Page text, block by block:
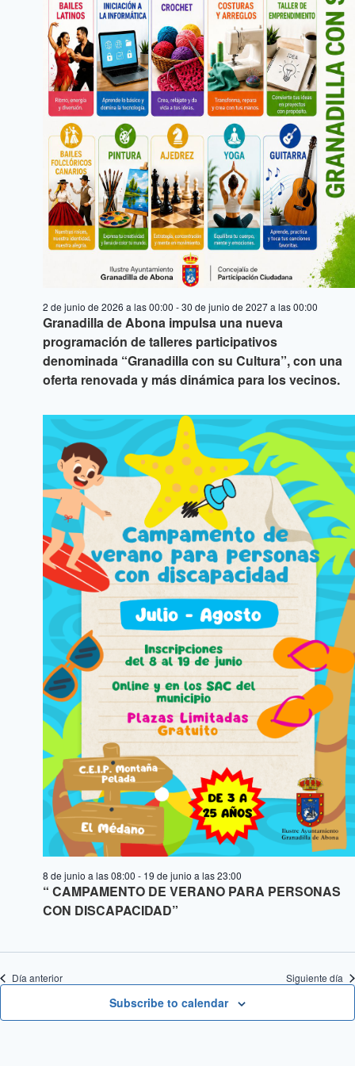
Granadilla de Abona impulsa una nueva
programación de talleres participativos
denominada “Granadilla con su Cultura”, con una
oferta renovada y más dinámica para los vecinos.
2 de junio de 2026 a las 00:00 -30 de junio de 2027 a las 00:00
“ CAMPAMENTO DE VERANO PARA PERSONAS
CON DISCAPACIDAD”
8 de junio a las 08:00 - 19 de junio a las 23:00
Día anterior Siguiente día
Subscribe to calendar